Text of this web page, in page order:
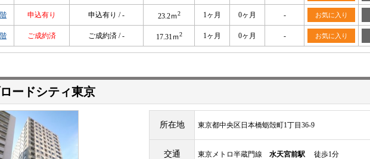
申込有り 申込有り / - 23.2ｍ2 1ヶ月 0ヶ月 - お気に入り
ご成約済 ご成約済 / - 17.31ｍ2 1ヶ月 0ヶ月 - お気に入り
ードシティ東京
所在地 東京都中央区日本橋蛎殻町1丁目36-9
交通 東京メトロ半蔵門線 水天宮前駅 徒歩1分